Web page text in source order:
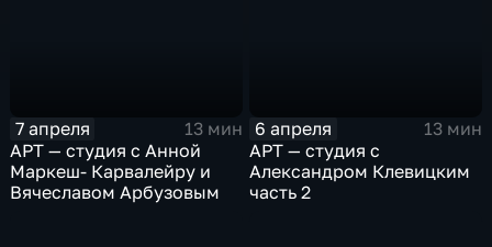
7 апреля
13 мин
АРТ — студия с Анной
Маркеш- Карвалейру и
Вячеславом Арбузовым
6 апреля
13 мин
АРТ — студия с
Александром Клевицким
часть 2